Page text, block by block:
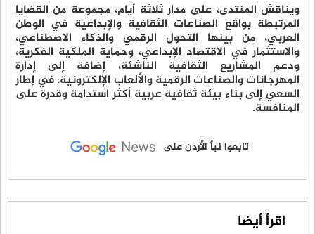
ويناقش المنتدى، على مدار ثلاثة أيام، مجموعة من القضايا
المرتبطة بواقع الصناعات الثقافية والإبداعية في الوطن
العربي، من بينها التحول الرقمي والذكاء الاصطناعي،
والاستثمار في الاقتصاد الإبداعي، وحماية الملكية الفكرية،
ودعم المشاريع الثقافية الناشئة، إضافة إلى إدارة
المهرجانات والصناعات الرقمية والألعاب الإلكترونية، في إطار
السعي إلى بناء بيئة ثقافية عربية أكثر استدامة وقدرة على
المنافسة.
تابعوا نبأ الأردن على
اقرأ أيضا